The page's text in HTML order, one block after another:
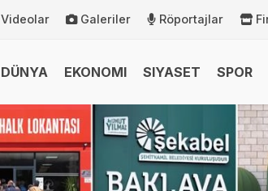
Videolar Galeriler Röportajlar
DÜNYA EKONOMI SIYASET SPOR